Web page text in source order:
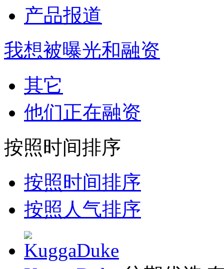
产品报道
我想被曝光和融资
其它
他们正在融资
按照时间排序
按照时间排序
按照人气排序